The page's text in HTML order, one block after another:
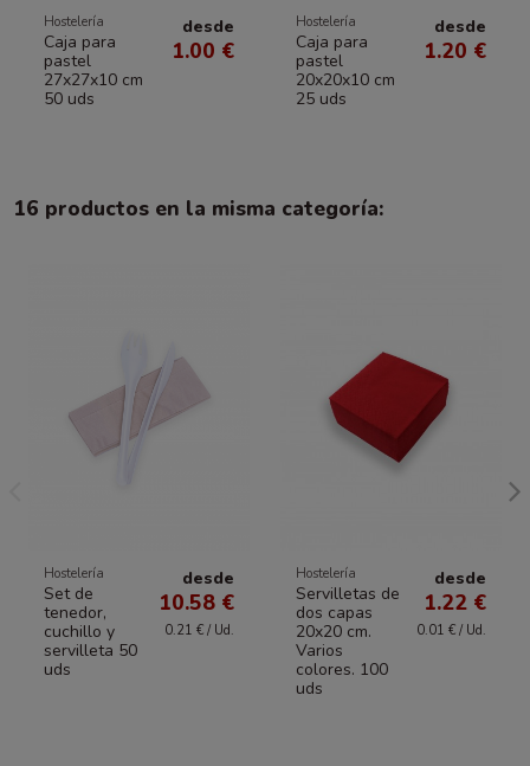
Hostelería
Caja para
pastel
27x27x10 cm
50 uds
desde
1.00 €
Hostelería
Caja para
pastel
20x20x10 cm
25 uds
desde
1.20 €
16 productos en la misma categoría:
Hostelería
Set de
tenedor,
cuchillo y
servilleta 50
uds
desde
10.58 €
0.21 € / Ud.
Hostelería
Servilletas de
dos capas
20x20 cm.
Varios
colores. 100
uds
desde
1.22 €
0.01 € / Ud.